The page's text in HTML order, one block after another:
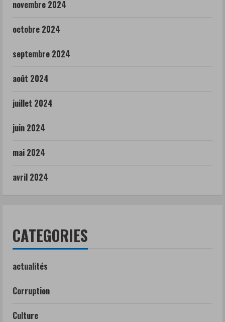
novembre 2024
octobre 2024
septembre 2024
août 2024
juillet 2024
juin 2024
mai 2024
avril 2024
CATEGORIES
actualités
Corruption
Culture